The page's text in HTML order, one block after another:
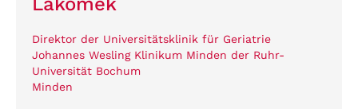
Direktor der Universitätsklinik für Geriatrie
Johannes Wesling Klinikum Minden der Ruhr-
Universität Bochum
Minden